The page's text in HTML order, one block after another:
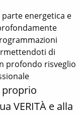
energetica e
di
profondo risveglio
proprio
VERITÀ e alla